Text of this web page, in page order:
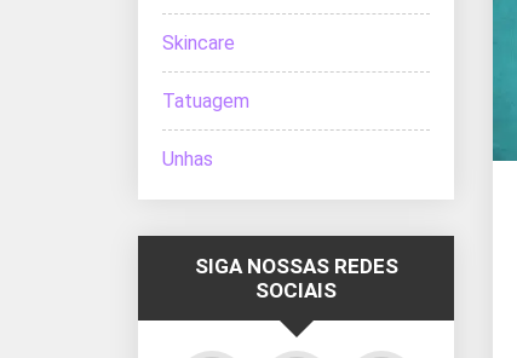
Skincare
Tatuagem
Unhas
SIGA NOSSAS REDES
SOCIAIS